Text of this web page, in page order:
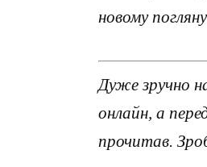
новому
Дуже зручно
онлайн, а
прочитав.